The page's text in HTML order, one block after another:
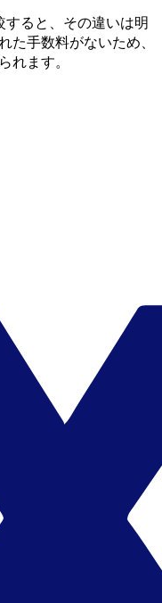
ると、その違いは明
た手数料がないため、
れます。